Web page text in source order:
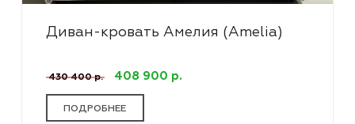
Диван-кровать Амелия (Amelia)
430 400 р. 408 900 р.
ПОДРОБНЕЕ